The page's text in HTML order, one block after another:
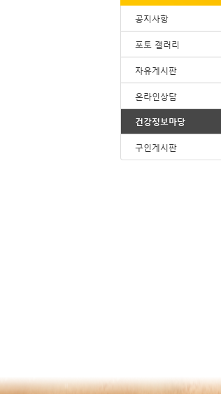
공지사항
포토 갤러리
자유게시판
온라인상담
건강정보마당
구인게시판